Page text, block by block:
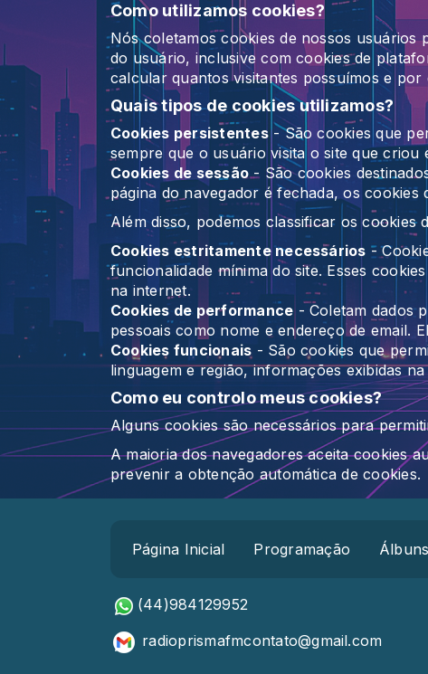
Como utilizamos cookies?
Nós coletamos cookies de nossos
do usuário, inclusive com cookies de
calcular quantos visitantes possuímos e
Quais tipos de cookies utilizamos?
Cookies persistentes- São cookies que
sempre que o usuário visita o site que criou
Cookies de sessão- São cookies
página do navegador é fechada, os cookies
Além disso, podemos classificar os cookies
Cookies estritamente necessários -
funcionalidade mínima do site. Esses
na internet.
Cookies de performance - Coletam dados
pessoais como nome e endereço de email.
Cookies funcionais - São cookies que
linguagem e região, informações exibidas
Como eu controlo meus cookies?
Alguns cookies são necessários para
A maioria dos navegadores aceita cookies
prevenir a obtenção automática de cookies.
Página Inicial Programação Álbuns
(44)984129952
radioprismafmcontato@gmail.com